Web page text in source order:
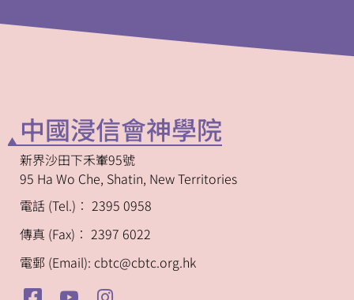
中國浸信會神學院
新界沙田下禾輋95號
95 Ha Wo Che, Shatin, New Territories
電話 (Tel.)︰ 2395 0958
傳真 (Fax)︰ 2397 6022
電郵 (Email): cbtc@cbtc.org.hk